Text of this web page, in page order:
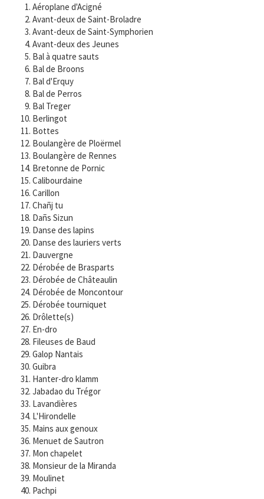
Aéroplane d'Acigné
Avant-deux de Saint-Broladre
Avant-deux de Saint-Symphorien
Avant-deux des Jeunes
Bal à quatre sauts
Bal de Broons
Bal d'Erquy
Bal de Perros
Bal Treger
Berlingot
Bottes
Boulangère de Ploërmel
Boulangère de Rennes
Bretonne de Pornic
Calibourdaine
Carillon
Chañj tu
Dañs Sizun
Danse des lapins
Danse des lauriers verts
Dauvergne
Dérobée de Brasparts
Dérobée de Châteaulin
Dérobée de Moncontour
Dérobée tourniquet
Drôlette(s)
En-dro
Fileuses de Baud
Galop Nantais
Guibra
Hanter-dro klamm
Jabadao du Trégor
Lavandières
L'Hirondelle
Mains aux genoux
Menuet de Sautron
Mon chapelet
Monsieur de la Miranda
Moulinet
Pachpi